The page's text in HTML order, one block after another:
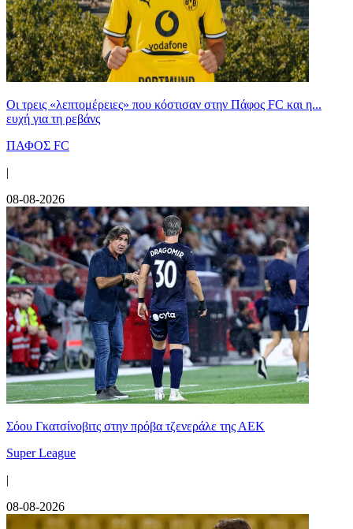
Οι τρεις «λεπτομέρειες» που κόστισαν στην Πάφος FC και η...
ευχή για τη ρεβάνς
ΠΑΦΟΣ FC
|
08-08-2026
Σόου Γκατσίνοβιτς στην πρόβα τζενεράλε της ΑΕΚ
Super League
|
08-08-2026